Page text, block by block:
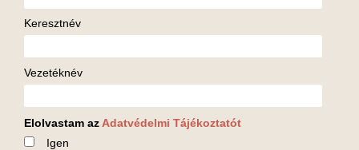
Keresztnév
Vezetéknév
Elolvastam az Adatvédelmi Tájékoztatót
Igen